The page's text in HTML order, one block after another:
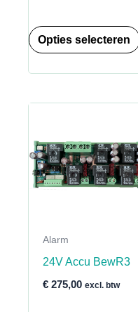
Opties selecteren
Alarm
24V Accu BewR3
€275,00 excl. btw